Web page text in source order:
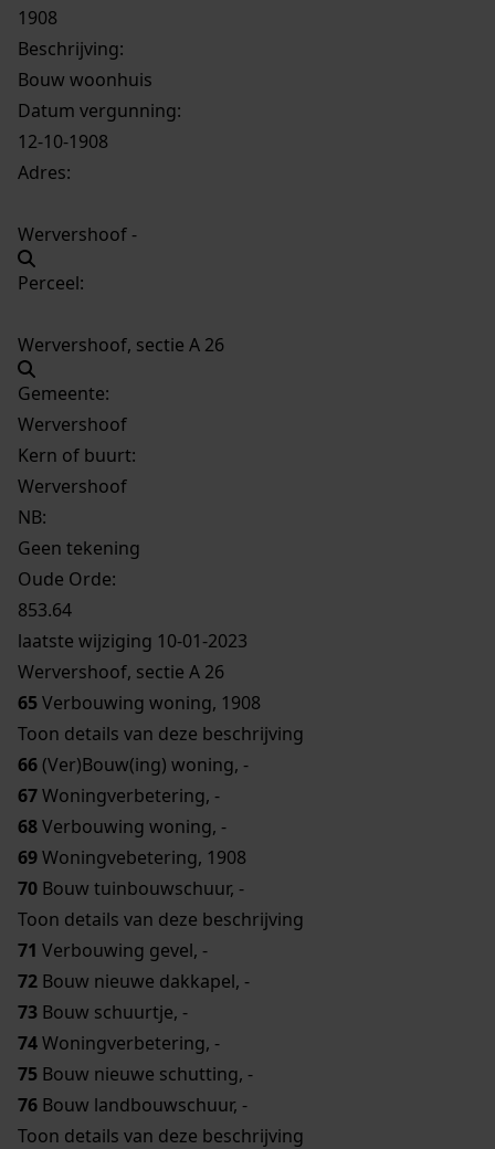
1908
Beschrijving:
Bouw woonhuis
Datum vergunning:
12-10-1908
Adres:
Wervershoof -
Perceel:
Wervershoof, sectie A 26
Gemeente:
Wervershoof
Kern of buurt:
Wervershoof
NB:
Geen tekening
Oude Orde:
853.64
laatste wijziging 10-01-2023
Wervershoof, sectie A 26
65Verbouwing woning, 1908
Toon details van deze beschrijving
66 (Ver)Bouw(ing) woning, -
67Woningverbetering, -
68Verbouwing woning, -
69Woningvebetering, 1908
70 Bouw tuinbouwschuur, -
Toon details van deze beschrijving
71 Verbouwing gevel, -
72 Bouw nieuwe dakkapel, -
73 Bouw schuurtje, -
74Woningverbetering, -
75 Bouw nieuwe schutting, -
76 Bouw landbouwschuur, -
Toon details van deze beschrijving